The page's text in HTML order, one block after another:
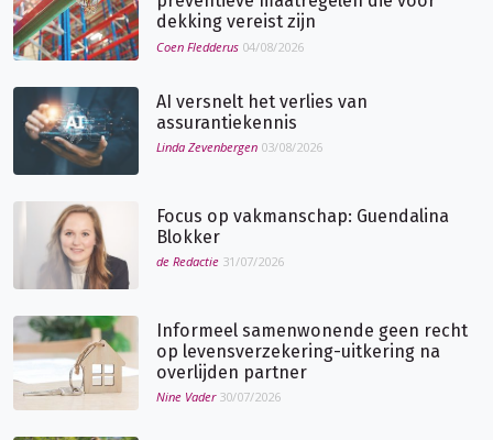
dekking vereist zijn
Coen Fledderus 04/08/2026
AI versnelt het verlies van
assurantiekennis
Linda Zevenbergen 03/08/2026
Focus op vakmanschap: Guendalina
Blokker
de Redactie 31/07/2026
Informeel samenwonende geen recht
op levensverzekering-uitkering na
overlijden partner
Nine Vader 30/07/2026